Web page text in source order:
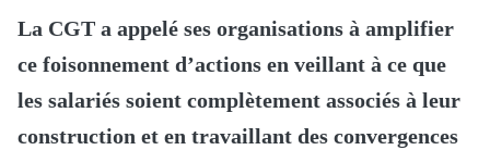
La CGT a appelé ses organisations à amplifier
ce foisonnement d’actions en veillant à ce que
les salariés soient complètement associés à leur
construction et en travaillant des convergences